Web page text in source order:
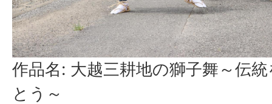
作品名: 大越三耕地の獅子舞～伝
とう～